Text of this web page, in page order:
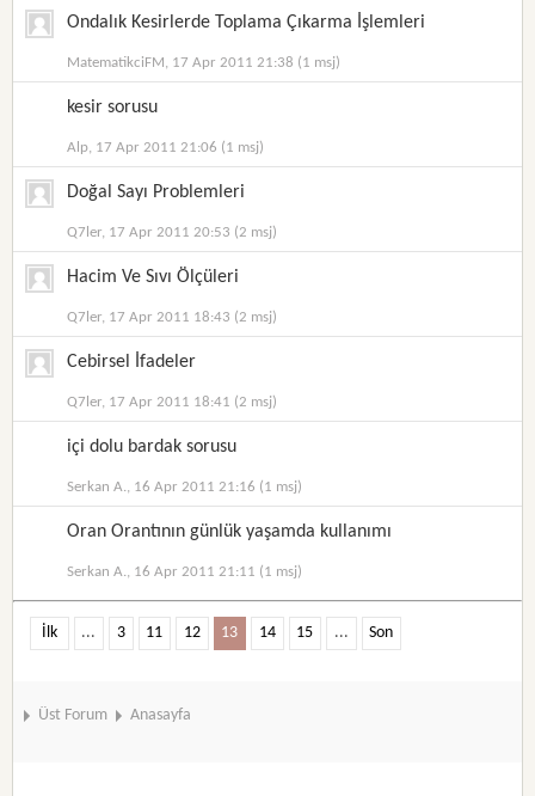
Ondalık Kesirlerde Toplama Çıkarma İşlemleri
MatematikciFM, 17 Apr 2011 21:38 (1 msj)
kesir sorusu
Alp, 17 Apr 2011 21:06 (1 msj)
Doğal Sayı Problemleri
Q7ler, 17 Apr 2011 20:53 (2 msj)
Hacim Ve Sıvı Ölçüleri
Q7ler, 17 Apr 2011 18:43 (2 msj)
Cebirsel İfadeler
Q7ler, 17 Apr 2011 18:41 (2 msj)
içi dolu bardak sorusu
Serkan A., 16 Apr 2011 21:16 (1 msj)
Oran Orantının günlük yaşamda kullanımı
Serkan A., 16 Apr 2011 21:11 (1 msj)
İlk ... 3 11 12 13 14 15 ... Son
Üst Forum Anasayfa